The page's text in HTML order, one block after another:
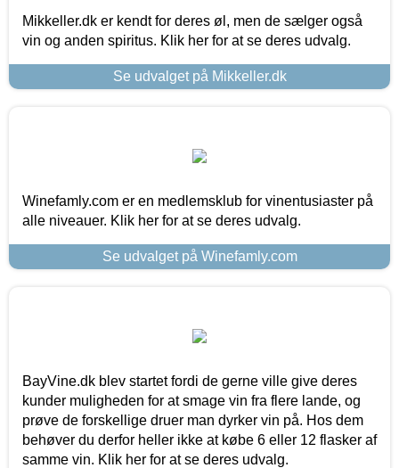
Mikkeller.dk er kendt for deres øl, men de sælger også
vin og anden spiritus. Klik her for at se deres udvalg.
Se udvalget på Mikkeller.dk
Winefamly.com er en medlemsklub for vinentusiaster på
alle niveauer. Klik her for at se deres udvalg.
Se udvalget på Winefamly.com
BayVine.dk blev startet fordi de gerne ville give deres
kunder muligheden for at smage vin fra flere lande, og
prøve de forskellige druer man dyrker vin på. Hos dem
behøver du derfor heller ikke at købe 6 eller 12 flasker af
samme vin. Klik her for at se deres udvalg.